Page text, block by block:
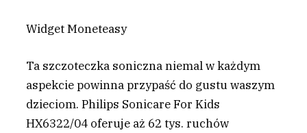
Widget Moneteasy
Ta szczoteczka soniczna niemal w każdym
aspekcie powinna przypaść do gustu waszym
dzieciom. Philips Sonicare For Kids
HX6322/04 oferuje aż 62 tys. ruchów